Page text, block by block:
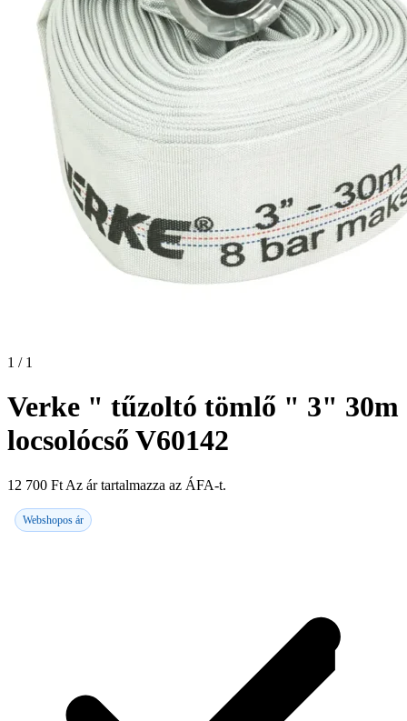
1 / 1
Verke " tűzoltó tömlő " 3" 30m
locsolócső V60142
12 700 Ft Az ár tartalmazza az ÁFA-t.
Webshopos ár